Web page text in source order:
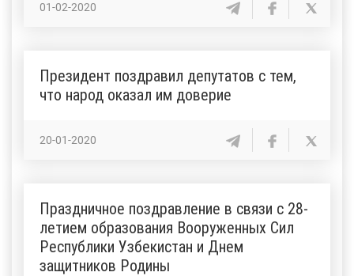
01-02-2020
Президент поздравил депутатов с тем,
что народ оказал им доверие
20-01-2020
Праздничное поздравление в связи с 28-
летием образования Вооруженных Сил
Республики Узбекистан и Днем
защитников Родины